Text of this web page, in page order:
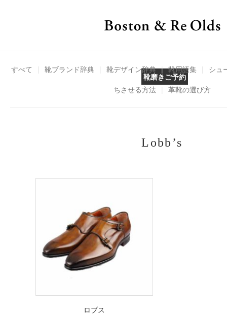
靴磨きご予約
すべて 靴ブランド辞典 靴デザイン辞典 | 靴用語集
シュ
ちさせる方法
革靴の選び方
Lobb’s
ロブス